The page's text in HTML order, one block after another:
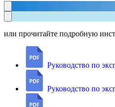
или прочитайте подробную
Руководство по
Руководство по